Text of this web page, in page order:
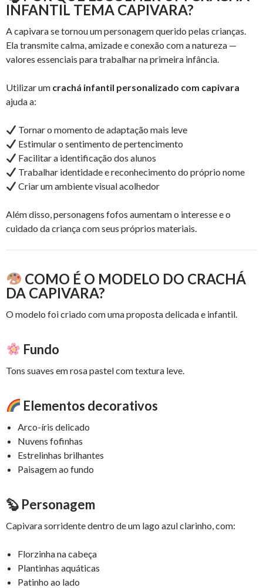
INFANTIL TEMA CAPIVARA?
A capivara se tornou um personagem querido pelas crianças.
Ela transmite calma, amizade e conexão com a natureza —
valores essenciais para trabalhar na primeira infância.
Utilizar um crachá infantil personalizado com capivara
ajuda a:
Tornar o momento de adaptação mais leve
Estimular o sentimento de pertencimento
Facilitar a identificação dos alunos
Trabalhar identidade e reconhecimento do próprio nome
Criar um ambiente visual acolhedor
Além disso, personagens fofos aumentam o interesse e o
cuidado da criança com seus próprios materiais.
COMO É O MODELO DO CRACHÁ
DA CAPIVARA?
O modelo foi criado com uma proposta delicada e infantil.
Fundo
Tons suaves em rosa pastel com textura leve.
Elementos decorativos
Arco-íris delicado
Nuvens fofinhas
Estrelinhas brilhantes
Paisagem ao fundo
🦫 Personagem
Capivara sorridente dentro de um lago azul clarinho, com:
Florzinha na cabeça
Plantinhas aquáticas
Patinho ao lado